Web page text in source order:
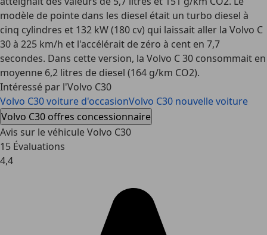
modèle de pointe dans les diesel était un turbo diesel à
cinq cylindres et 132 kW (180 cv) qui laissait aller la Volvo C
30 à 225 km/h et l'accélérait de zéro à cent en 7,7
secondes. Dans cette version, la Volvo C 30 consommait en
moyenne 6,2 litres de diesel (164 g/km CO2).
Intéressé par l'Volvo C30
Volvo C30 voiture d'occasionVolvo C30 nouvelle voiture
Volvo C30 offres concessionnaire
Avis sur le véhicule Volvo C30
15 Évaluations
4,4